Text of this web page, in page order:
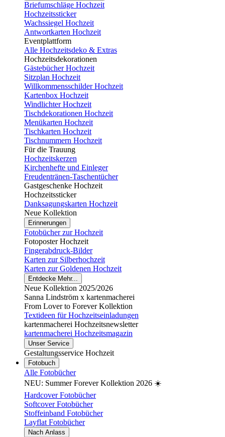
Briefumschläge Hochzeit
Hochzeitssticker
Wachssiegel Hochzeit
Antwortkarten Hochzeit
Eventplattform
Alle Hochzeitsdeko & Extras
Hochzeitsdekorationen
Gästebücher Hochzeit
Sitzplan Hochzeit
Willkommensschilder Hochzeit
Kartenbox Hochzeit
Windlichter Hochzeit
Tischdekorationen Hochzeit
Menükarten Hochzeit
Tischkarten Hochzeit
Tischnummern Hochzeit
Für die Trauung
Hochzeitskerzen
Kirchenhefte und Einleger
Freudentränen-Taschentücher
Gastgeschenke Hochzeit
Hochzeitssticker
Danksagungskarten Hochzeit
Neue Kollektion
Erinnerungen
Fotobücher zur Hochzeit
Fotoposter Hochzeit
Fingerabdruck-Bilder
Karten zur Silberhochzeit
Karten zur Goldenen Hochzeit
Entdecke Mehr...
Neue Kollektion 2025/2026
Sanna Lindström x kartenmacherei
From Lover to Forever Kollektion
Textideen für Hochzeitseinladungen
kartenmacherei Hochzeitsnewsletter
kartenmacherei Hochzeitsmagazin
Unser Service
Gestaltungsservice Hochzeit
Fotobuch
Alle Fotobücher
NEU: Summer Forever Kollektion 2026 ☀️
Hardcover Fotobücher
Softcover Fotobücher
Stoffeinband Fotobücher
Layflat Fotobücher
Nach Anlass